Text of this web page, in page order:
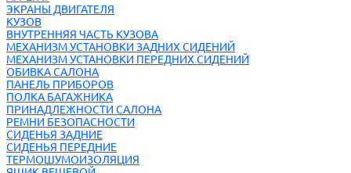
ЭКРАНЫ ДВИГАТЕЛЯ
КУЗОВ
ВНУТРЕННЯЯ ЧАСТЬ КУЗОВА
МЕХАНИЗМ УСТАНОВКИ ЗАДНИХ СИДЕНИЙ
МЕХАНИЗМ УСТАНОВКИ ПЕРЕДНИХ СИДЕНИЙ
ОБИВКА САЛОНА
ПАНЕЛЬ ПРИБОРОВ
ПОЛКА БАГАЖНИКА
ПРИНАДЛЕЖНОСТИ САЛОНА
РЕМНИ БЕЗОПАСНОСТИ
СИДЕНЬЯ ЗАДНИЕ
СИДЕНЬЯ ПЕРЕДНИЕ
ТЕРМОШУМОИЗОЛЯЦИЯ